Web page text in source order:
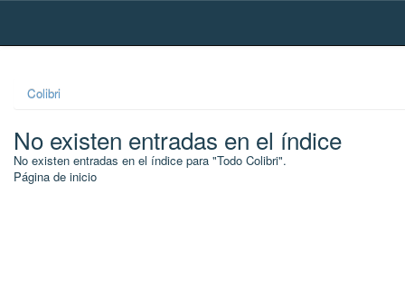
Skip
Colibri
No existen entradas en el índice
No existen entradas en el índice para "Todo Colibri".
Página de inicio